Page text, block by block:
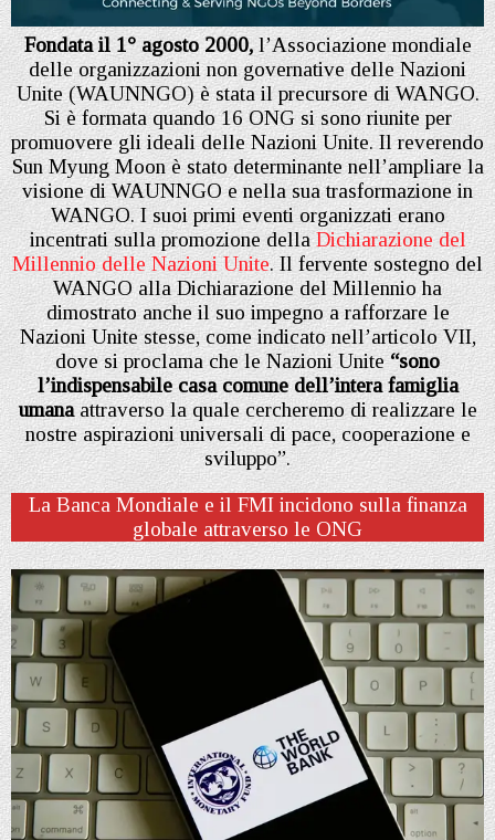
Fondata il 1° agosto 2000,l’Associazione mondiale
delle organizzazioni non governative delle Nazioni
Unite (WAUNNGO) è stata il precursore di WANGO.
Si è formata quando 16 ONG si sono riunite per
promuovere gli ideali delle Nazioni Unite. Il reverendo
Sun Myung Moon è stato determinante nell’ampliare la
visione di WAUNNGO e nella sua trasformazione in
WANGO. I suoi primi eventi organizzati erano
incentrati sulla promozione dellaDichiarazione del
Millennio delle Nazioni Unite. Il fervente sostegno del
WANGO alla Dichiarazione del Millennio ha
dimostrato anche il suo impegno a rafforzare le
Nazioni Unite stesse, come indicato nell’articolo VII,
dove si proclama che le Nazioni Unite“sono
l’indispensabile casa comune dell’intera famiglia
umanaattraverso la quale cercheremo di realizzare le
nostre aspirazioni universali di pace, cooperazione e
sviluppo”.
La Banca Mondiale e il FMI incidono sulla finanza
globale attraverso le ONG